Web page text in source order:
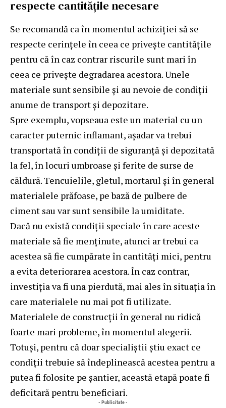
respecte cantitățile necesare
Se recomandă ca în momentul achiziției să se
respecte cerințele în ceea ce privește cantitățile
pentru că în caz contrar riscurile sunt mari în
ceea ce privește degradarea acestora. Unele
materiale sunt sensibile și au nevoie de condiții
anume de transport și depozitare.
Spre exemplu, vopseaua este un material cu un
caracter puternic inflamant, așadar va trebui
transportată în condiții de siguranță și depozitată
la fel, în locuri umbroase și ferite de surse de
căldură. Tencuielile, gletul, mortarul și în general
materialele prăfoase, pe bază de pulbere de
ciment sau var sunt sensibile la umiditate.
Dacă nu există condiții speciale în care aceste
materiale să fie menținute, atunci ar trebui ca
acestea să fie cumpărate în cantități mici, pentru
a evita deteriorarea acestora. În caz contrar,
investiția va fi una pierdută, mai ales în situația în
care materialele nu mai pot fi utilizate.
Materialele de construcții în general nu ridică
foarte mari probleme, în momentul alegerii.
Totuși, pentru că doar specialiștii știu exact ce
condiții trebuie să îndeplinească acestea pentru a
putea fi folosite pe șantier, această etapă poate fi
deficitară pentru beneficiari.
- Publicitate -